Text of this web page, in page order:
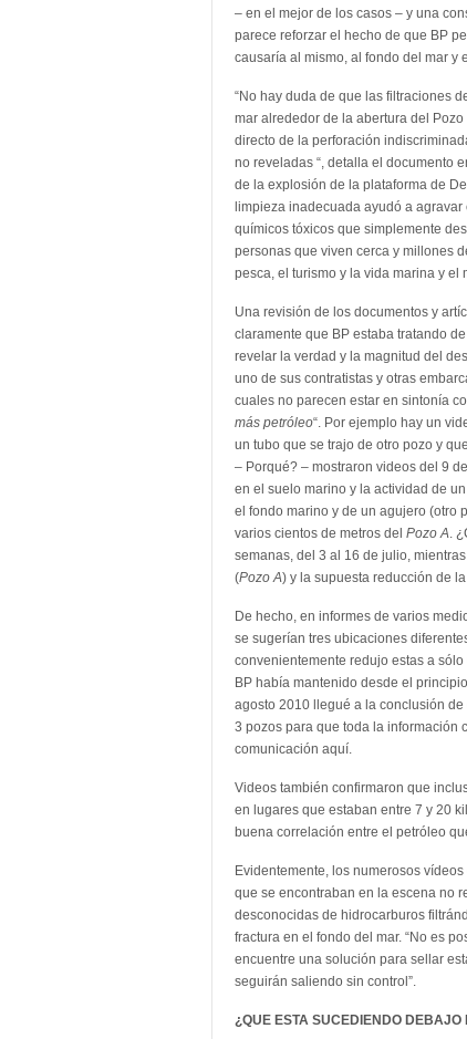
– en el mejor de los casos – y una
parece reforzar el hecho de que BP
causaría al mismo, al fondo del mar y
“No hay duda de que las filtraciones
mar alrededor de la abertura del
directo de la perforación
no reveladas “, detalla el documento
de la explosión de la plataforma de
limpieza inadecuada ayudó a
químicos tóxicos que simplemente
personas que viven cerca y millones
pesca, el turismo y la vida marina y el
Una revisión de los documentos y
claramente que BP estaba tratando
revelar la verdad y la magnitud del
uno de sus contratistas y otras
cuales no parecen estar en sintonía
más petróleo“. Por ejemplo hay un
un tubo que se trajo de otro pozo y
– Porqué? – mostraron videos del 9
en el suelo marino y la actividad de
el fondo marino y de un agujero (otro
varios cientos de metros del Pozo A.
semanas, del 3 al 16 de julio,
(Pozo A) y la supuesta reducción de
De hecho, en informes de varios
se sugerían tres ubicaciones
convenientemente redujo estas a
BP había mantenido desde el
agosto 2010 llegué a la conclusión
3 pozos para que toda la información
comunicación aquí.
Videos también confirmaron que
en lugares que estaban entre 7 y 20
buena correlación entre el petróleo
Evidentemente, los numerosos
que se encontraban en la escena no
desconocidas de hidrocarburos
fractura en el fondo del mar. “No es
encuentre una solución para sellar
seguirán saliendo sin control”.
¿QUE ESTA SUCEDIENDO